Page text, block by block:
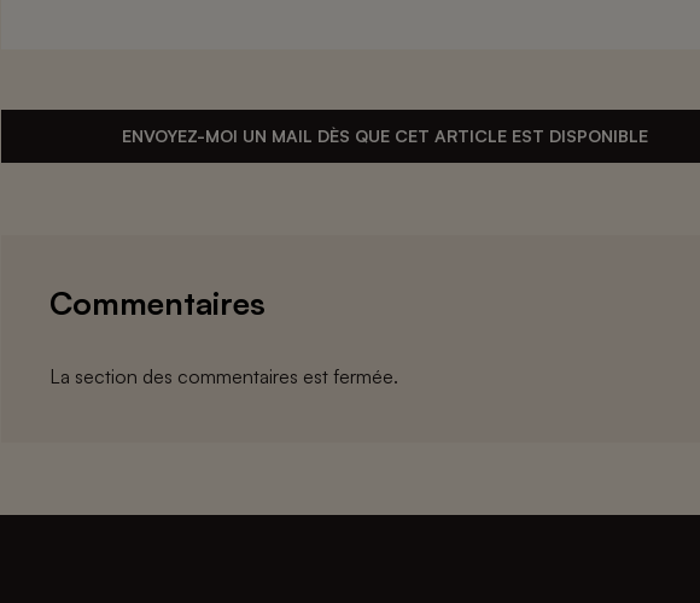
ENVOYEZ-MOI UN MAIL DÈS QUE CET ARTICLE EST DISPONIBLE
Commentaires
La section des commentaires est fermée.